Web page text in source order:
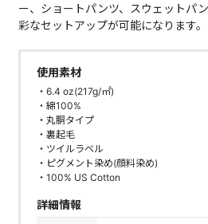
ー、ショートパンツ、スウェットパ
彩なセットアップが可能になります。
使用素材
・6.4 oz(217g/㎡)
・綿100%
・丸胴タイプ
・裏起毛
・ツイルラベル
・ピグメント染め(顔料染め)
・100% US Cotton
詳細情報